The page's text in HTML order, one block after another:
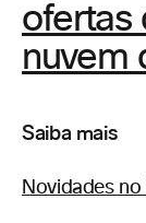
ofertas
nuvem
Saiba mais
Novidades